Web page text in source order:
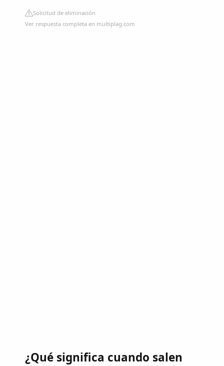
Solicitud de eliminación
Ver respuesta completa en multiplag.com
¿Qué significa cuando salen